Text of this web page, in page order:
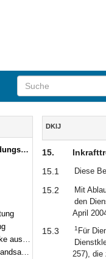
Inhalt
DKlJ
15.
15.1
Diese
15.2
Mit
den
April
15.3 1 Für
257), die